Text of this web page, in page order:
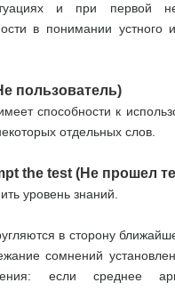
и при первой
в понимании устного
пользователь)
способности к
отдельных слов.
the test (Не прошел
уровень знаний.
в сторону
сомнений
если среднее